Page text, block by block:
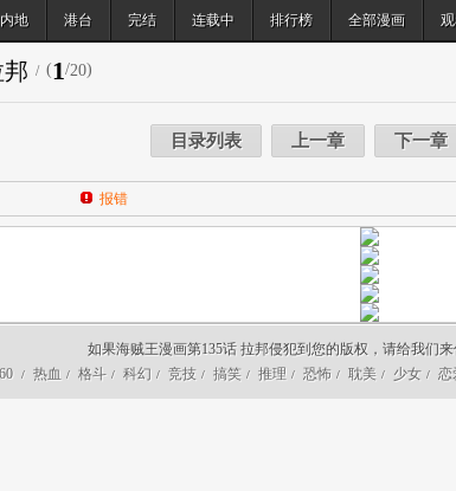
内地 港台 完结 连载中 排行榜 全部漫画
搜索
/ (1/20)
目录列表 上一章 下一章
报错
如果海贼王漫画第135话 拉邦侵犯到您的版权，请给我们来
/ 热血 / 格斗 / 科幻 / 竞技 / 搞笑 / 推理 / 恐怖 / 耽美 / 少女 / 恋